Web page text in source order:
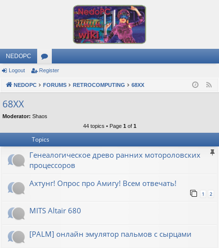
NEDOPC
or
u
s
Logout Register
NEDOPC FORUMS RETROCOMPUTING 68XX
68XX
Moderator: Shaos
44 topics • Page 1 of 1
Topics
Генеалогическое древо ранних мотороловских
процессоров
Ахтунг! Опрос про Амигу! Всем отвечать!
1 2
MITS Altair 680
[PALM] онлайн эмулятор пальмов с сырцами